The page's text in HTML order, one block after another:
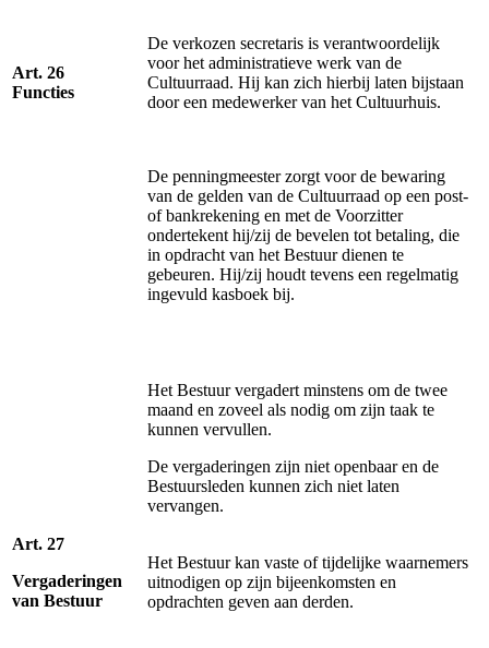
Art. 26
Functies
De verkozen secretaris is verantwoordelijk
voor het administratieve werk van de
Cultuurraad. Hij kan zich hierbij laten bijstaan
door een medewerker van het Cultuurhuis.
De penningmeester zorgt voor de bewaring
van de gelden van de Cultuurraad op een post-
of bankrekening en met de Voorzitter
ondertekent hij/zij de bevelen tot betaling, die
in opdracht van het Bestuur dienen te
gebeuren. Hij/zij houdt tevens een regelmatig
ingevuld kasboek bij.
Art. 27
Vergaderingen
van Bestuur
Het Bestuur vergadert minstens om de twee
maand en zoveel als nodig om zijn taak te
kunnen vervullen.
De vergaderingen zijn niet openbaar en de
Bestuursleden kunnen zich niet laten
vervangen.
Het Bestuur kan vaste of tijdelijke waarnemers
uitnodigen op zijn bijeenkomsten en
opdrachten geven aan derden.